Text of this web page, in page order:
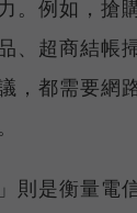
。例如，搶
、超商結帳
，都需要網
則是衡量電